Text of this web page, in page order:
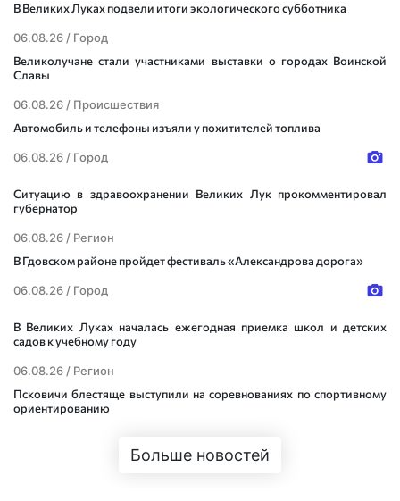
В Великих Луках подвели итоги экологического субботника
06.08.26 / Город
Великолучане стали участниками выставки о городах Воинской
Славы
06.08.26 / Происшествия
Автомобиль и телефоны изъяли у похитителей топлива
06.08.26 / Город
Ситуацию в здравоохранении Великих Лук прокомментировал
губернатор
06.08.26 / Регион
В Гдовском районе пройдет фестиваль «Александрова дорога»
06.08.26 / Город
В Великих Луках началась ежегодная приемка школ и детских
садов к учебному году
06.08.26 / Регион
Псковичи блестяще выступили на соревнованиях по спортивному
ориентированию
Больше новостей